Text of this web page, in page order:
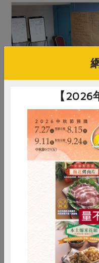
2017-10-01社內大
沉潛蓄勢，打造
二○一八年，共同購
如何面對各項挑戰
幸福永續的事業？
著合作社的價值和
論出持續推進的三大
RPET
雞蛋 食安
【2026